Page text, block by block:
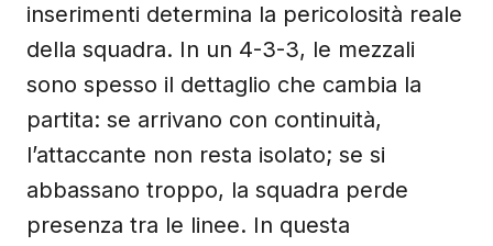
inserimenti determina la pericolosità reale
della squadra. In un 4-3-3, le mezzali
sono spesso il dettaglio che cambia la
partita: se arrivano con continuità,
l’attaccante non resta isolato; se si
abbassano troppo, la squadra perde
presenza tra le linee. In questa